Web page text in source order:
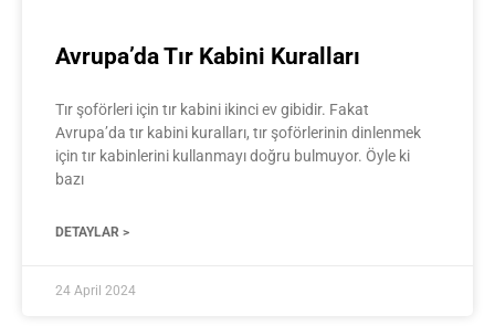
Avrupa’da Tır Kabini Kuralları
Tır şoförleri için tır kabini ikinci ev gibidir. Fakat
Avrupa’da tır kabini kuralları, tır şoförlerinin dinlenmek
için tır kabinlerini kullanmayı doğru bulmuyor. Öyle ki
bazı
DETAYLAR >
24 April 2024